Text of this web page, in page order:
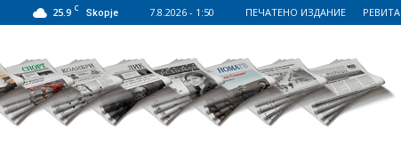
25.9 C Skopje 7.8.2026 - 1:50 ПЕЧАТЕНО ИЗДАНИЕ РЕВИТА